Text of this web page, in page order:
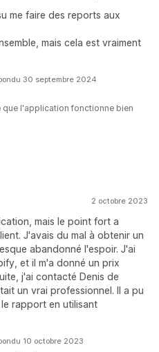
me faire des reports aux
mais cela est vraiment
30 septembre 2024
l'application fonctionne bien
2 octobre 2023
mais le point fort a
J'avais du mal à obtenir un
abandonné l'espoir. J'ai
et il m'a donné un prix
j'ai contacté Denis de
un vrai professionnel. Il a pu
rapport en utilisant
10 octobre 2023